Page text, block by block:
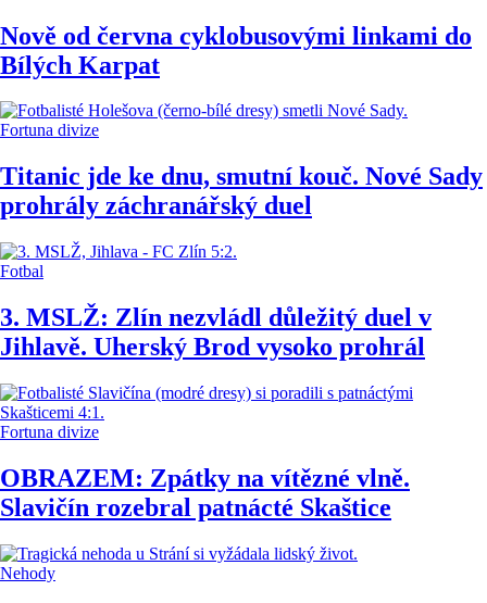
Nově od června cyklobusovými linkami do
Bílých Karpat
Fortuna divize
Titanic jde ke dnu, smutní kouč. Nové Sady
prohrály záchranářský duel
Fotbal
3. MSLŽ: Zlín nezvládl důležitý duel v
Jihlavě. Uherský Brod vysoko prohrál
Fortuna divize
OBRAZEM: Zpátky na vítězné vlně.
Slavičín rozebral patnácté Skaštice
Nehody